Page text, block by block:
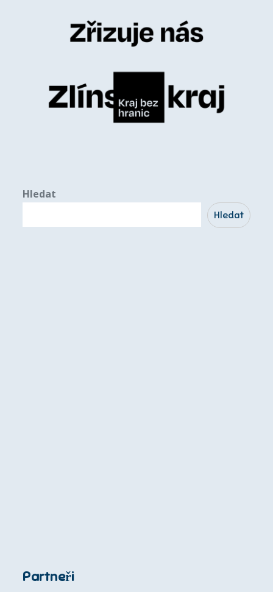
Hledat
Hledat
Partneři